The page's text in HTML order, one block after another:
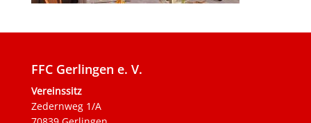
FFC Gerlingen e. V.
Vereinssitz
Zedernweg 1/A